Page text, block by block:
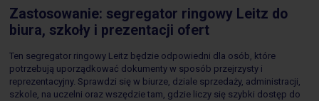
Zastosowanie: segregator ringowy Leitz do
biura, szkoły i prezentacji ofert
Ten segregator ringowy Leitz będzie odpowiedni dla osób, które
potrzebują uporządkować dokumenty w sposób przejrzysty i
reprezentacyjny. Sprawdzi się w biurze, dziale sprzedaży, administracji,
szkole, na uczelni oraz wszędzie tam, gdzie liczy się szybki dostęp do